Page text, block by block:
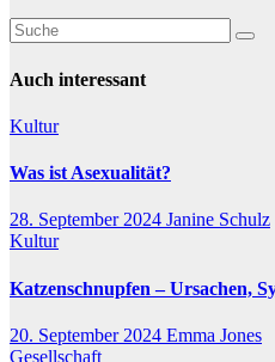
Auch interessant
Kultur
Was ist Asexualität?
28. September 2024 Janine Schulz
Kultur
Katzenschnupfen – Ursachen,
20. September 2024 Emma Jones
Gesellschaft